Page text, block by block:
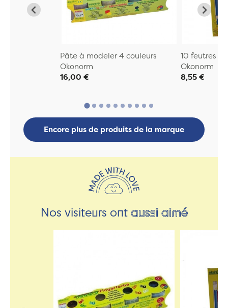
Pâte à modeler 4 couleurs
Okonorm
16,00 €
10 feutres à
Okonorm
8,55 €
Encore plus de produits de la marque
Nos visiteurs ontaussi aimé